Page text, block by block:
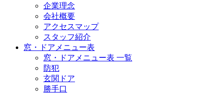
企業理念
会社概要
アクセスマップ
スタッフ紹介
窓・ドアメニュー表
窓・ドアメニュー表 一覧
防犯
玄関ドア
勝手口